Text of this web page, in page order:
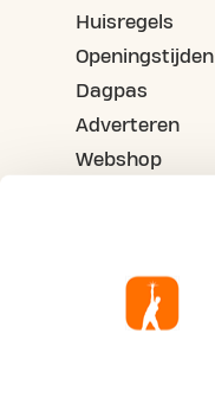
Huisregels
Openingstijden
Dagpas
Adverteren
Webshop